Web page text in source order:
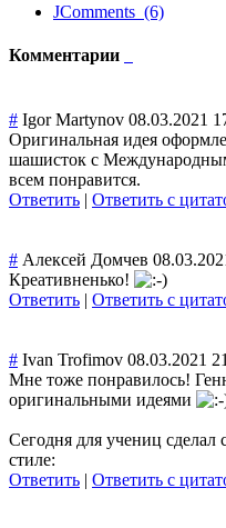
JComments (6)
Комментарии
# Igor Martynov 08.03.2021
Оригинальная идея
шашисток с
всем понравится.
Ответить | Ответить с
# Алексей Домчев
Креативненько!
Ответить | Ответить с
# Ivan Trofimov 08.03.2021
Мне тоже понравилось!
оригинальными идеями
Сегодня для учениц сделал
стиле:
Ответить | Ответить с